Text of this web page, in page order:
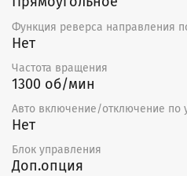
Функция реверса направления
Нет
Частота вращения
1300 об/мин
Авто включение/отключение по
Нет
Блок управления
Доп.опция